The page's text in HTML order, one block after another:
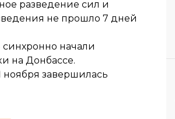
разведение сил и
не прошло 7 дней
синхронно начали
на Донбассе.
ноября завершилась